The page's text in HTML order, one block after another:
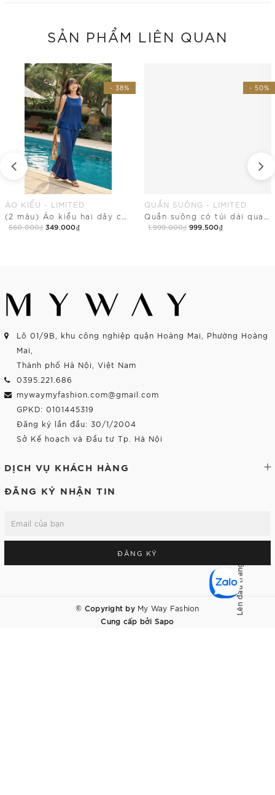
SẢN PHẨM LIÊN QUAN
- 38%
ÁO KIỂU - LIMITED
560.000₫ 349.000₫
- 50%
QUẦN SUÔNG - LIMITED
1.999.000₫ 999.500₫
Lô 01/9B, khu công nghiệp quận Hoàng Mai, Phường Hoàng
Mai,
Thành phố Hà Nội, Việt Nam
0395.221.686
mywaymyfashion.com@gmail.com
GPKD: 0101445319
Đăng ký lần đầu: 30/1/2004
Sở Kế hoạch và Đầu tư Tp. Hà Nội
DỊCH VỤ KHÁCH HÀNG
ĐĂNG KÝ NHẬN TIN
ĐĂNG KÝ
© Copyright by My Way Fashion
Cung cấp bởi Sapo
Lên đầu trang